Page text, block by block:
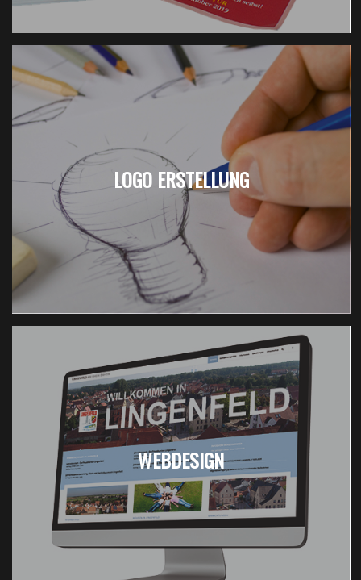
LOGO ERSTELLUNG
WEBDESIGN